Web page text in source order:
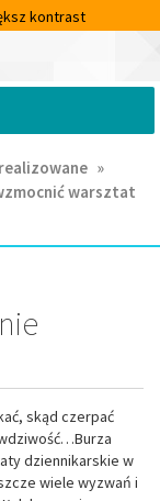
kontrast
»
warsztat
skąd czerpać
dziennikarskie w
wiele wyzwań i